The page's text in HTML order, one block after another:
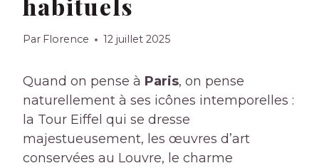
Par Florence 12 juillet 2025
Quand on pense à Paris, on pense
naturellement à ses icônes intemporelles :
la Tour Eiffel qui se dresse
majestueusement, les œuvres d’art
conservées au Louvre, le charme